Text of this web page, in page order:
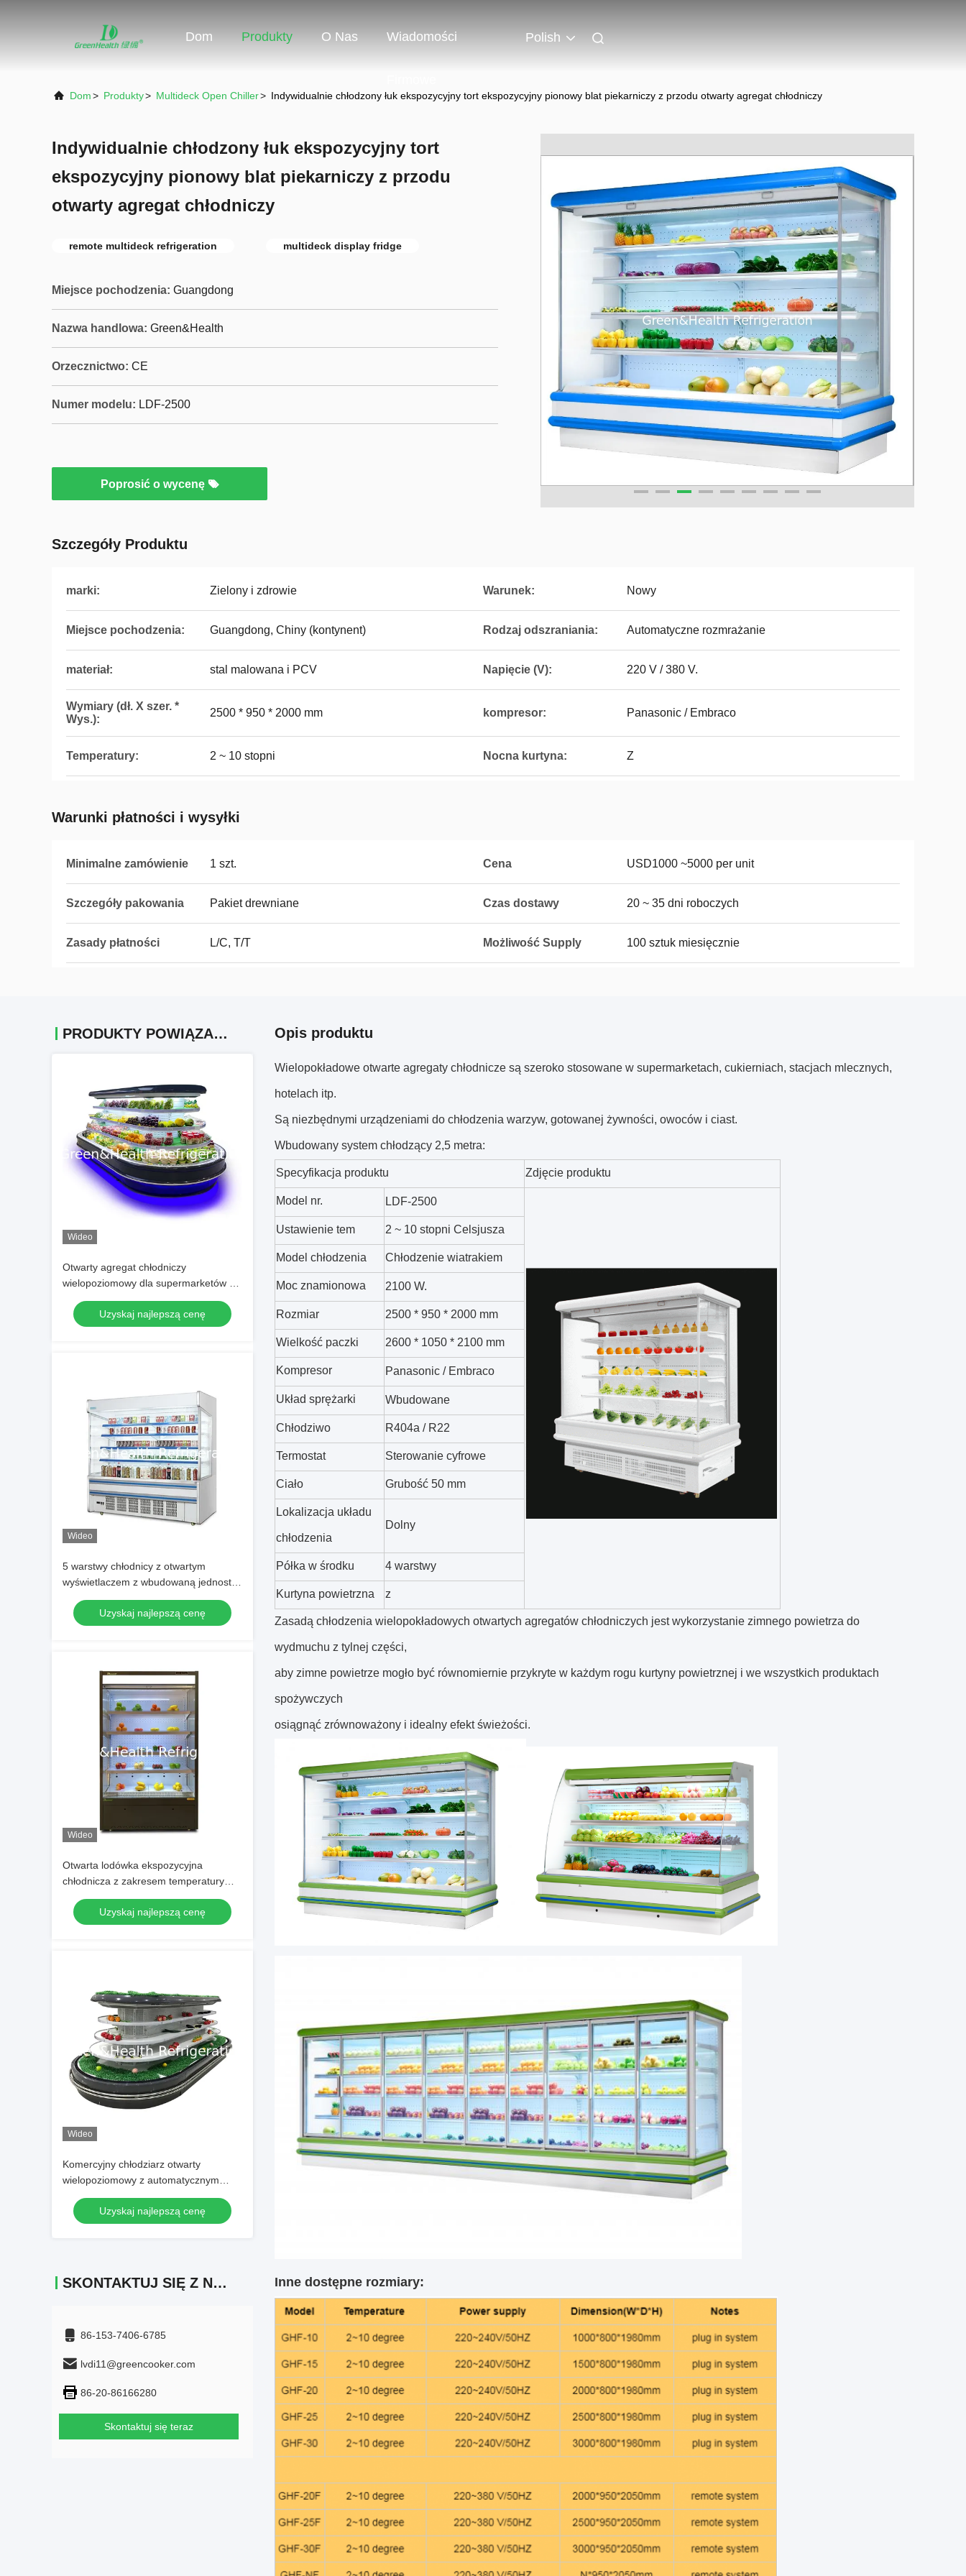
Dom Produkty O Nas Wiadomości Polish
Dom> Produkty> Multideck Open Chiller> Indywidualnie chłodzony łuk ekspozycyjny tort ekspozycyjny pionowy blat piekarniczy z przodu otwarty agregat chłodniczy
Indywidualnie chłodzony łuk ekspozycyjny tort
ekspozycyjny pionowy blat piekarniczy z przodu
otwarty agregat chłodniczy
remote multideck refrigeration multideck display fridge
Miejsce pochodzenia: Guangdong
Nazwa handlowa: Green&Health
Orzecznictwo: CE
Numer modelu: LDF-2500
Poprosić o wycenę
Szczegóły Produktu
marki: Zielony i zdrowie Warunek: Nowy
Miejsce pochodzenia: Guangdong, Chiny (kontynent) Rodzaj odszraniania: Automatyczne rozmrażanie
materiał: stal malowana i PCV Napięcie (V): 220 V / 380 V.
Wymiary (dł. X szer. *
Wys.):
2500 * 950 * 2000 mm kompresor: Panasonic / Embraco
Temperatury: 2 ~ 10 stopni Nocna kurtyna: Z
Warunki płatności i wysyłki
Minimalne zamówienie 1 szt. Cena USD1000 ~5000 per unit
Szczegóły pakowania Pakiet drewniane Czas dostawy 20 ~ 35 dni roboczych
Zasady płatności L/C, T/T Możliwość Supply 100 sztuk miesięcznie
PRODUKTY POWIĄZANE
Wideo
Otwarty agregat chłodniczy
wielopoziomowy dla supermarketów z
oświetleniem LED z funkcją
automatycznego rozmrażania i
energooszczędną lodówką
Uzyskaj najlepszą cenę
Wideo
5 warstwy chłodnicy z otwartym
wyświetlaczem z wbudowaną jednostką
i konstrukcją ze stali nierdzewnej dla
supermarketówUzyskaj najlepszą cenę
Wideo
Otwarta lodówka ekspozycyjna
chłodnicza z zakresem temperatury
2~8°C i oświetleniem LED do
supermarketówUzyskaj najlepszą cenę
Wideo
Komercyjny chłodziarz otwarty
wielopoziomowy z automatycznym
oświetleniem LED odmrażającym i
oszczędzającym energię do
wyświetlacza w supermarkecie
Uzyskaj najlepszą cenę
SKONTAKTUJ SIĘ Z NAMI
86-153-7406-6785
lvdi11@greencooker.com
86-20-86166280
Skontaktuj się teraz
Opis produktu
Wielopokładowe otwarte agregaty chłodnicze są szeroko stosowane w supermarketach, cukierniach, stacjach mlecznych,
hotelach itp.
Są niezbędnymi urządzeniami do chłodzenia warzyw, gotowanej żywności, owoców i ciast.
Wbudowany system chłodzący 2,5 metra:
Specyfikacja produktu Zdjęcie produktu
Model nr. LDF-2500
Ustawienie tem 2 ~ 10 stopni Celsjusza
Model chłodzenia Chłodzenie wiatrakiem
Moc znamionowa 2100 W.
Rozmiar 2500 * 950 * 2000 mm
Wielkość paczki 2600 * 1050 * 2100 mm
Kompresor Panasonic / Embraco
Układ sprężarki Wbudowane
Chłodziwo R404a / R22
Termostat Sterowanie cyfrowe
Ciało Grubość 50 mm
Lokalizacja układu
chłodzenia
Dolny
Półka w środku 4 warstwy
Kurtyna powietrzna z
Zasadą chłodzenia wielopokładowych otwartych agregatów chłodniczych jest wykorzystanie zimnego powietrza do
wydmuchu z tylnej części,
aby zimne powietrze mogło być równomiernie przykryte w każdym rogu kurtyny powietrznej i we wszystkich produktach
spożywczych
osiągnąć zrównoważony i idealny efekt świeżości.
Inne dostępne rozmiary: